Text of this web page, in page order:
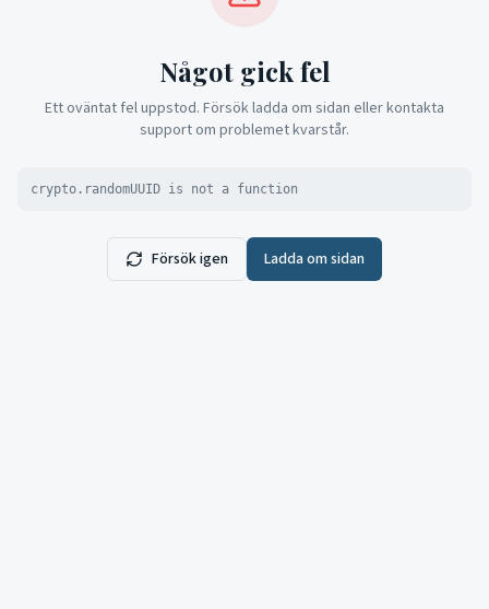
Något gick fel
Ett oväntat fel uppstod. Försök ladda om sidan eller kontakta
support om problemet kvarstår.
crypto.randomUUID is not a function
Försök igen Ladda om sidan